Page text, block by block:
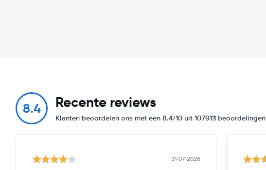
8.4 Recente reviews
Klanten beoordelen ons met een 8.4/10 uit 107913 beoordelingen
31-07-2026